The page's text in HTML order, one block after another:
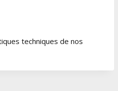
techniques de nos